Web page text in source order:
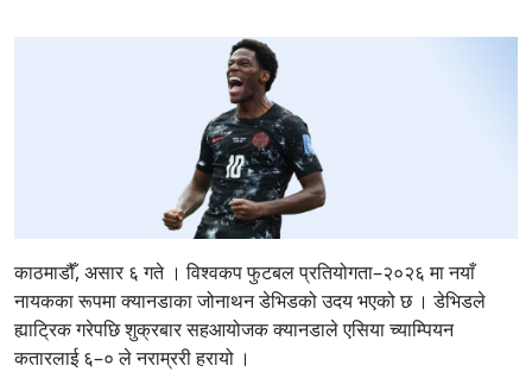
काठमाडौँ, असार ६ गते । विश्वकप फुटबल प्रतियोगता–२०२६ मा नयाँ
नायकका रूपमा क्यानडाका जोनाथन डेभिडको उदय भएको छ । डेभिडले
ह्याट्रिक गरेपछि शुक्रबार सहआयोजक क्यानडाले एसिया च्याम्पियन
कतारलाई ६–० ले नराम्ररी हरायो ।